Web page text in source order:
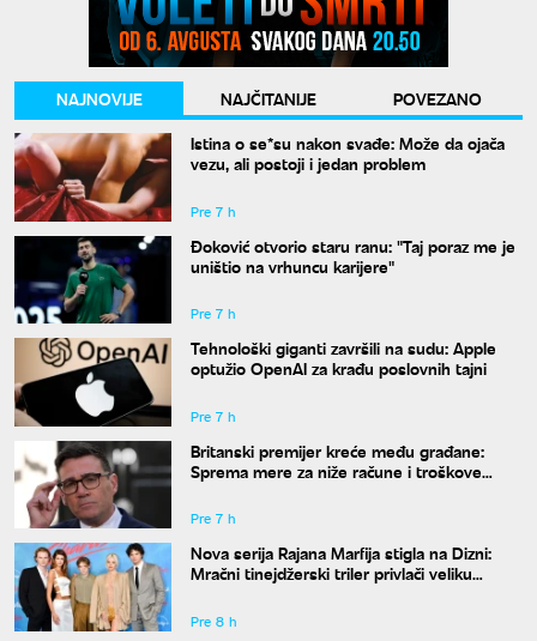
NAJNOVIJE NAJČITANIJE
POVEZANO
Istina o se*su nakon svađe: Može da ojača
vezu, ali postoji i jedan problem
Pre 7 h
Đoković otvorio staru ranu: "Taj poraz me je
uništio na vrhuncu karijere"
Pre 7 h
Tehnološki giganti završili na sudu: Apple
optužio OpenAI za krađu poslovnih tajni
Pre 7 h
Britanski premijer kreće među građane:
Sprema mere za niže račune i troškove
Pre 7 h
Nova serija Rajana Marfija stigla na Dizni:
Mračni tinejdžerski triler privlači veliku
Pre 8 h